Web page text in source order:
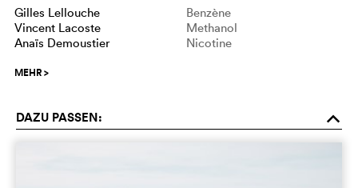
Gilles Lellouche
Benzène
Vincent Lacoste
Methanol
Anaïs Demoustier
Nicotine
MEHR>
DAZU PASSEN: o